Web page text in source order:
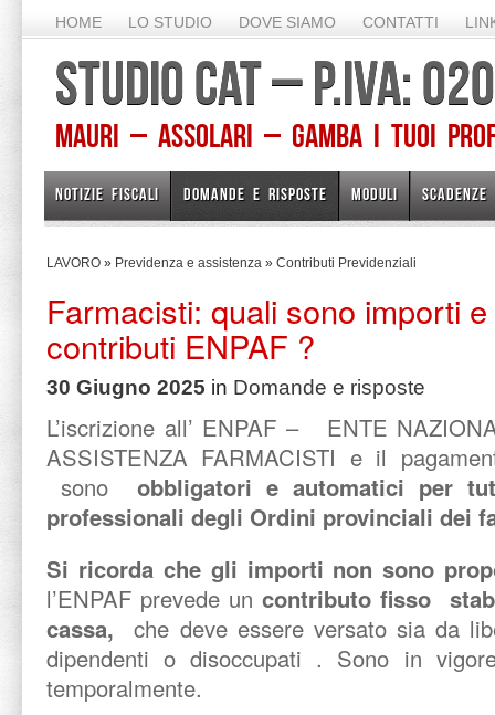
HOME LO STUDIO DOVE SIAMO CONTATTI
STUDIO CAT – P.IVA:
Mauri – Assolari – Gamba I TUOI
NOTIZIE FISCALI DOMANDE E RISPOSTE MODULI SCADENZE
LAVORO » Previdenza e assistenza » Contributi Previdenziali
Farmacisti: quali sono importi
contributi ENPAF ?
30 Giugno 2025 in Domande e risposte
L’iscrizione all’ ENPAF – ENTE
ASSISTENZA FARMACISTI e il
sono
obbligatori e automatici per
professionali degli Ordini provinciali dei
Si ricorda che gli importi non sono
l’ENPAF prevede uncontributo fisso
cassa, che deve essere versato sia da
dipendenti o disoccupati . Sono in
temporalmente.